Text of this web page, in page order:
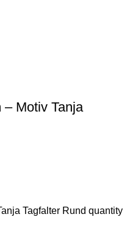
Motiv Tanja
Tagfalter Rund quantity